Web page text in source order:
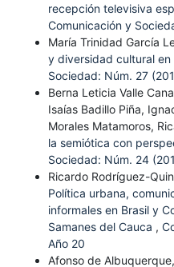
recepción televisiva
Comunicación y
María Trinidad García
y diversidad cultural en
Sociedad: Núm. 27
Berna Leticia Valle
Isaías Badillo Piña,
Morales Matamoros,
la semiótica con
Sociedad: Núm. 24
Ricardo Rodríguez-
Política urbana,
informales en Brasil y
Samanes del Cauca ,
Año 20
Afonso de